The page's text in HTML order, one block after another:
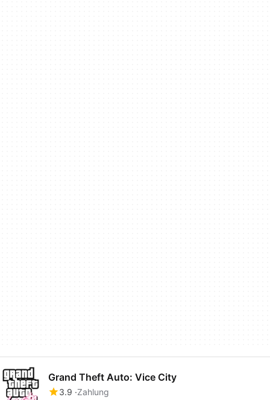
Grand Theft Auto: Vice City
3.9 Zahlung